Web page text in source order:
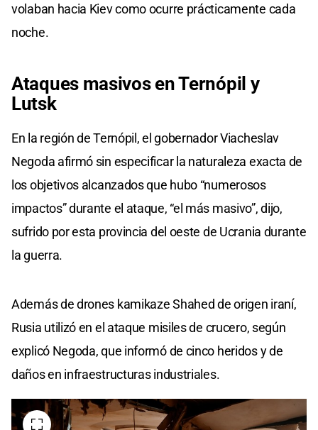
volaban hacia Kiev como ocurre prácticamente cada
noche.
Ataques masivos en Ternópil y
Lutsk
En la región de Ternópil, el gobernador Viacheslav
Negoda afirmó sin especificar la naturaleza exacta de
los objetivos alcanzados que hubo “numerosos
impactos” durante el ataque, “el más masivo”, dijo,
sufrido por esta provincia del oeste de Ucrania durante
la guerra.
Además de drones kamikaze Shahed de origen iraní,
Rusia utilizó en el ataque misiles de crucero, según
explicó Negoda, que informó de cinco heridos y de
daños en infraestructuras industriales.